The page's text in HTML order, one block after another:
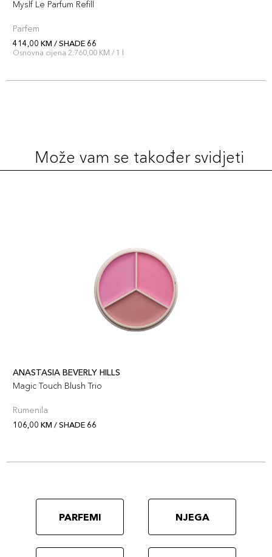
Myslf Le Parfum Refill
Parfem
414,00 KM / SHADE 66
Osnovna cijena 2.760,00 KM / 1 l
Može vam se također svidjeti
ANASTASIA BEVERLY HILLS
Magic Touch Blush Trio
Rumenila
106,00 KM / SHADE 66
PARFEMI NJEGA